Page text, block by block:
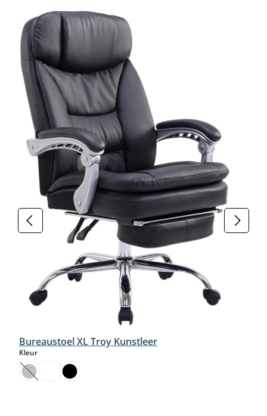
Bureaustoel XL Troy Kunstleer
Kleurselect
(Deze optie is momenteel niet beschikbaar.)